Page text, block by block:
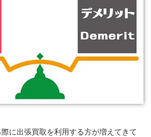
に出張買取を利用する方が増えてきて